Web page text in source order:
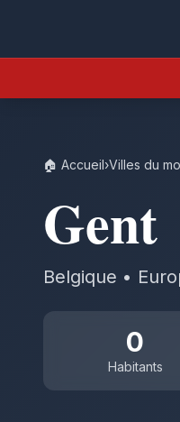
🏠 Accueil›Villes du
Gent
Belgique •
0
Habitants